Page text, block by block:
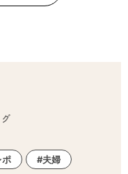
ポ 夫婦